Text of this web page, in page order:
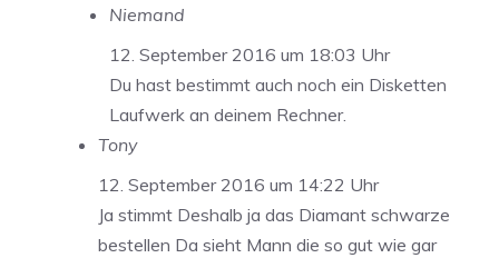
Niemand
12. September 2016 um 18:03 Uhr
Du hast bestimmt auch noch ein Disketten
Laufwerk an deinem Rechner.
Tony
12. September 2016 um 14:22 Uhr
Ja stimmt Deshalb ja das Diamant schwarze
bestellen Da sieht Mann die so gut wie gar